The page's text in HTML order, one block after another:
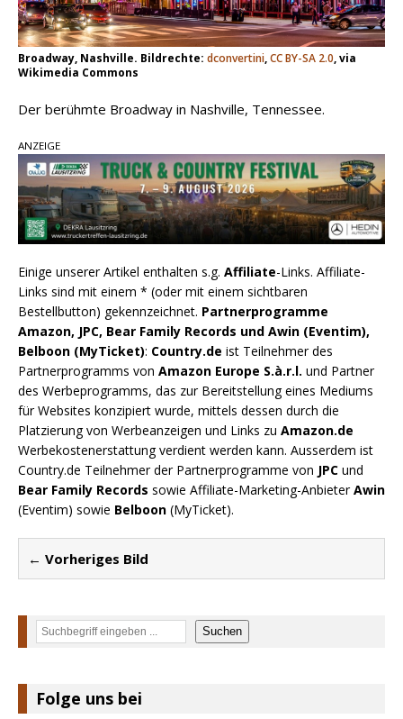
Broadway, Nashville. Bildrechte: dconvertini,CC BY-SA 2.0, via
Wikimedia Commons
Der berühmte Broadway in Nashville, Tennessee.
ANZEIGE
Einige unserer Artikel enthalten s.g. Affiliate-Links. Affiliate-
Links sind mit einem * (oder mit einem sichtbaren
Bestellbutton) gekennzeichnet. Partnerprogramme
Amazon, JPC, Bear Family Records und Awin (Eventim),
Belboon (MyTicket): Country.de ist Teilnehmer des
Partnerprogramms von Amazon Europe S.à.r.l. und Partner
des Werbeprogramms, das zur Bereitstellung eines Mediums
für Websites konzipiert wurde, mittels dessen durch die
Platzierung von Werbeanzeigen und Links zu Amazon.de
Werbekostenerstattung verdient werden kann. Ausserdem ist
Country.de Teilnehmer der Partnerprogramme von JPC und
Bear Family Records sowie Affiliate-Marketing-AnbieterAwin
(Eventim) sowie Belboon (MyTicket).
← Vorheriges Bild
Suchen Suchen
Folge uns bei